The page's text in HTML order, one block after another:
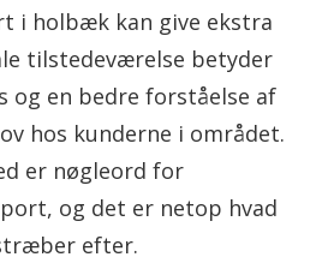
i holbæk kan give ekstra
tilstedeværelse betyder
og en bedre forståelse af
hos kunderne i området.
er nøgleord for
og det er netop hvad
efter.